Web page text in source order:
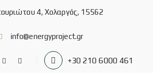
4, Χολαργός, 15562
info@energyproject.gr
+30 210 6000 461